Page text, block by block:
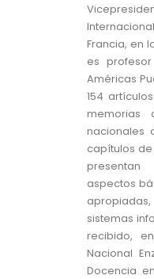
Francia, en
es
Américas
154
memorias
nacionales
capítulos de
aspectos
sistemas
recibido,
Nacional
Docencia